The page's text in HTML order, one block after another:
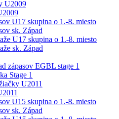
U2009
U17 skupina o 1.-8. miesto
sk. Západ
U17 skupina o 1.-8. miesto
sk. Západ
zápasov EGBL stage 1
Stage 1
U2011
U15 skupina o 1.-8. miesto
sk. Západ